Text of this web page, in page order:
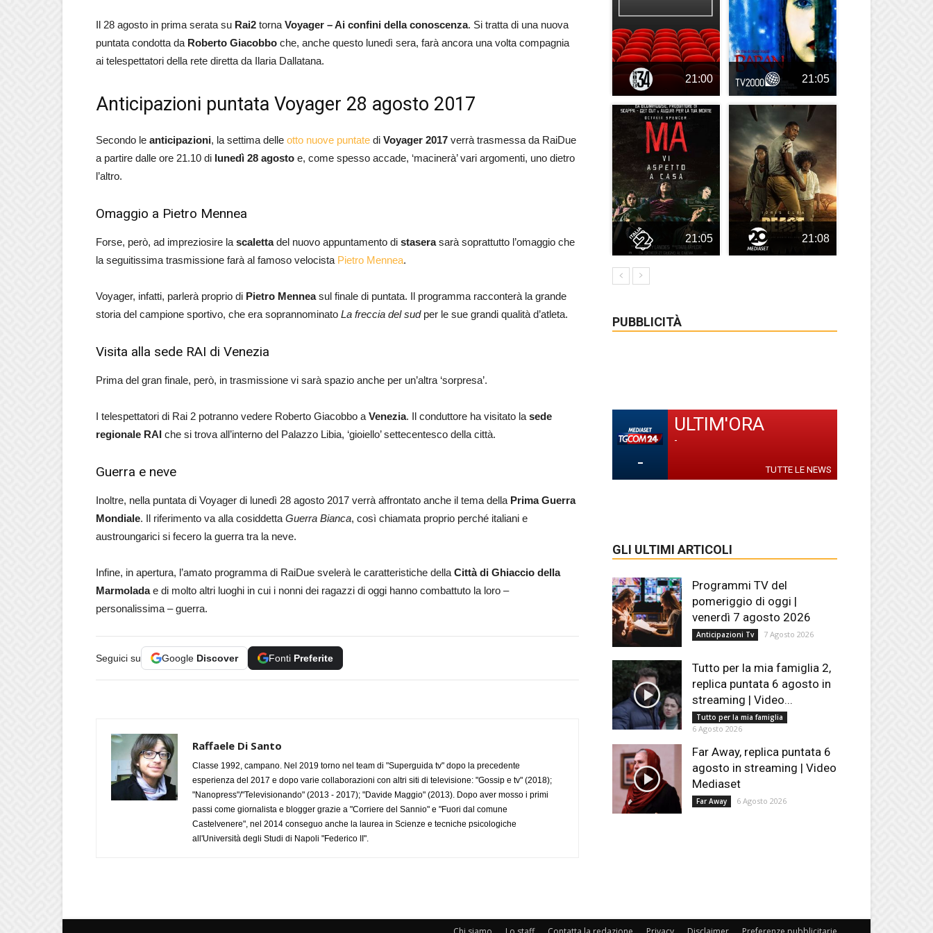
Il 28 agosto in prima serata su Rai2 torna Voyager – Ai confini della conoscenza. Si tratta di una nuova
puntata condotta da Roberto Giacobbo che, anche questo lunedì sera, farà ancora una volta compagnia
ai telespettatori della rete diretta da Ilaria Dallatana.
Anticipazioni puntata Voyager 28 agosto 2017
Secondo le anticipazioni, la settima delle otto nuove puntate di Voyager 2017 verrà trasmessa da RaiDue
a partire dalle ore 21.10 di lunedì 28 agosto e, come spesso accade, ‘macinerà’ vari argomenti, uno dietro
l’altro.
Omaggio a Pietro Mennea
Forse, però, ad impreziosire la scalettadel nuovo appuntamento di staserasarà soprattutto l’omaggio che
la seguitissima trasmissione farà al famoso velocista Pietro Mennea.
Voyager, infatti, parlerà proprio di Pietro Menneasul finale di puntata. Il programma racconterà la grande
storia del campione sportivo, che era soprannominato La freccia del sudper le sue grandi qualità d’atleta.
Visita alla sede RAI di Venezia
Prima del gran finale, però, in trasmissione vi sarà spazio anche per un’altra ‘sorpresa’.
I telespettatori di Rai 2 potranno vedere Roberto Giacobbo a Venezia. Il conduttore ha visitato la sede
regionale RAI che si trova all’interno del Palazzo Libia, ‘gioiello’ settecentesco della città.
Guerra e neve
Inoltre, nella puntata di Voyager di lunedì 28 agosto 2017 verrà affrontato anche il tema della Prima Guerra
Mondiale. Il riferimento va alla cosiddetta Guerra Bianca, così chiamata proprio perché italiani e
austroungarici si fecero la guerra tra la neve.
Infine, in apertura, l’amato programma di RaiDue svelerà le caratteristiche della Città di Ghiaccio della
Marmoladae di molto altri luoghi in cui i nonni dei ragazzi di oggi hanno combattuto la loro –
personalissima – guerra.
Seguici su Google Discover Fonti Preferite
Raffaele Di Santo
Classe 1992, campano. Nel 2019 torno nel team di "Superguida tv" dopo la precedente
esperienza del 2017 e dopo varie collaborazioni con altri siti di televisione: "Gossip e tv" (2018);
"Nanopress"/"Televisionando" (2013 - 2017); "Davide Maggio" (2013). Dopo aver mosso i primi
passi come giornalista e blogger grazie a "Corriere del Sannio" e "Fuori dal comune
Castelvenere", nel 2014 conseguo anche la laurea in Scienze e tecniche psicologiche
all'Università degli Studi di Napoli "Federico II".
21:00 21:05
21:05 21:08
PUBBLICITÀ
-
ULTIM'ORA
-
TUTTE LE NEWS
GLI ULTIMI ARTICOLI
Programmi TV del
pomeriggio di oggi |
venerdì 7 agosto 2026
Anticipazioni Tv 7 Agosto 2026
Tutto per la mia famiglia 2,
replica puntata 6 agosto in
streaming | Video...
Tutto per la mia famiglia
6 Agosto 2026
Far Away, replica puntata 6
agosto in streaming | Video
Mediaset
Far Away 6 Agosto 2026